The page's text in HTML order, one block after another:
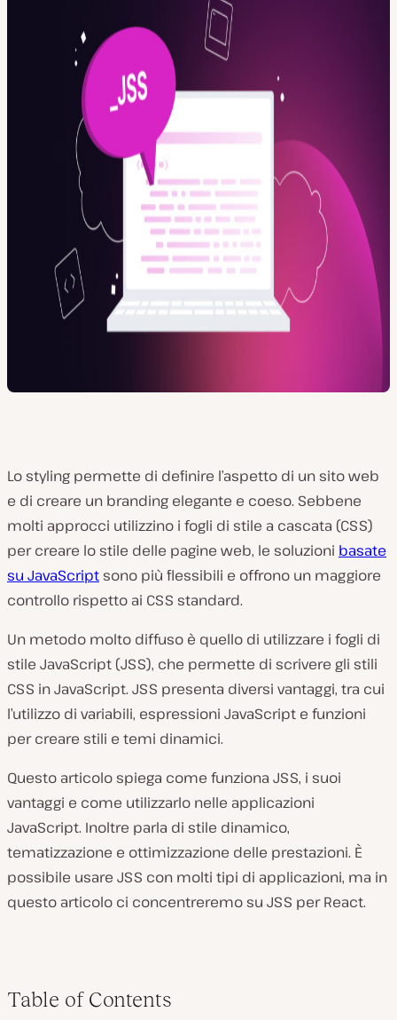
Lo styling permette di definire l’aspetto di un sito web
e di creare un branding elegante e coeso. Sebbene
molti approcci utilizzino i fogli di stile a cascata (CSS)
per creare lo stile delle pagine web, le soluzioni basate
su JavaScript sono più flessibili e offrono un maggiore
controllo rispetto ai CSS standard.
Un metodo molto diffuso è quello di utilizzare i fogli di
stile JavaScript (JSS), che permette di scrivere gli stili
CSS in JavaScript. JSS presenta diversi vantaggi, tra cui
l’utilizzo di variabili, espressioni JavaScript e funzioni
per creare stili e temi dinamici.
Questo articolo spiega come funziona JSS, i suoi
vantaggi e come utilizzarlo nelle applicazioni
JavaScript. Inoltre parla di stile dinamico,
tematizzazione e ottimizzazione delle prestazioni. È
possibile usare JSS con molti tipi di applicazioni, ma in
questo articolo ci concentreremo su JSS per React.
Table of Contents